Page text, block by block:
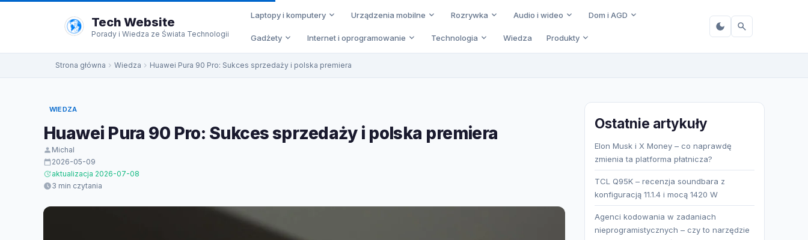
do
Tech Website
Porady i Wiedza ze Świata Technologii
Laptopy i komputery Urządzenia mobilne Rozrywka Audio i wideo Dom i AGD
Gadżety Internet i oprogramowanie Technologia Wiedza Produkty
Strona główna Wiedza Huawei Pura 90 Pro: Sukces sprzedaży i polska premiera
WIEDZA
Huawei Pura 90 Pro: Sukces sprzedaży i polska premiera
Michal
2026-05-09
aktualizacja 2026-07-08
3 min czytania
Ostatnie artykuły
Elon Musk i X Money – co naprawdę
zmienia ta platforma płatnicza?
TCL Q95K – recenzja soundbara z
konfiguracją 11.1.4 i mocą 1420 W
Agenci kodowania w zadaniach
nieprogramistycznych – czy to narzędzie